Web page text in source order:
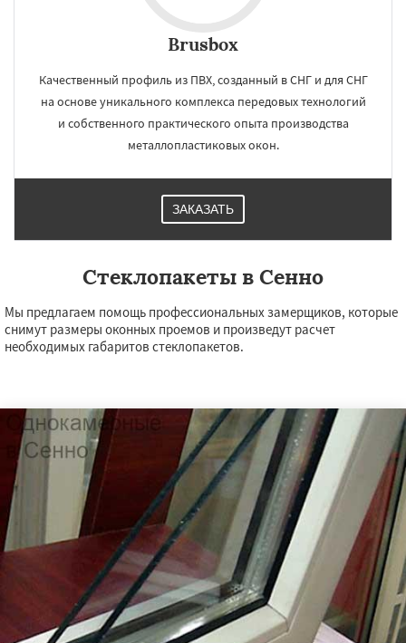
Brusbox
Качественный профиль из ПВХ, созданный в СНГ и для СНГ
на основе уникального комплекса передовых технологий
и собственного практического опыта производства
металлопластиковых окон.
ЗАКАЗАТЬ
Стеклопакеты в Сенно
Мы предлагаем помощь профессиональных замерщиков, которые
снимут размеры оконных проемов и произведут расчет
необходимых габаритов стеклопакетов.